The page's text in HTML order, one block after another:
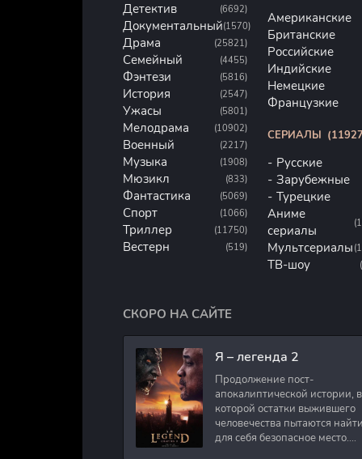
Детектив (6692)
Документальный(1570)
Драма (25821)
Семейный (4455)
Фэнтези (5816)
История (2547)
Ужасы (5801)
Мелодрама (10902)
Военный (2217)
Музыка (1908)
Мюзикл (833)
Фантастика (5069)
Спорт (1066)
Триллер (11750)
Вестерн (519)
Американские
Британские
Российские
Индийские
Немецкие
Французкие
СЕРИАЛЫ
Русские
Зарубежные
Турецкие
Аниме
сериалы
Мультсериалы
ТВ-шоу
СКОРО НА САЙТЕ
Я – легенда 2
Продолжение пост-
апокалиптической истории, в
которой остатки выжившего
человечества пытаются найти
для себя безопасное место.